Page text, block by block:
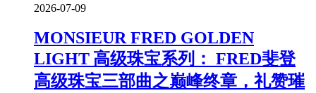
2026-07-09
MONSIEUR FRED GOLDEN
LIGHT 高级珠宝系列： FRED斐登
高级珠宝三部曲之巅峰终章，礼赞璀